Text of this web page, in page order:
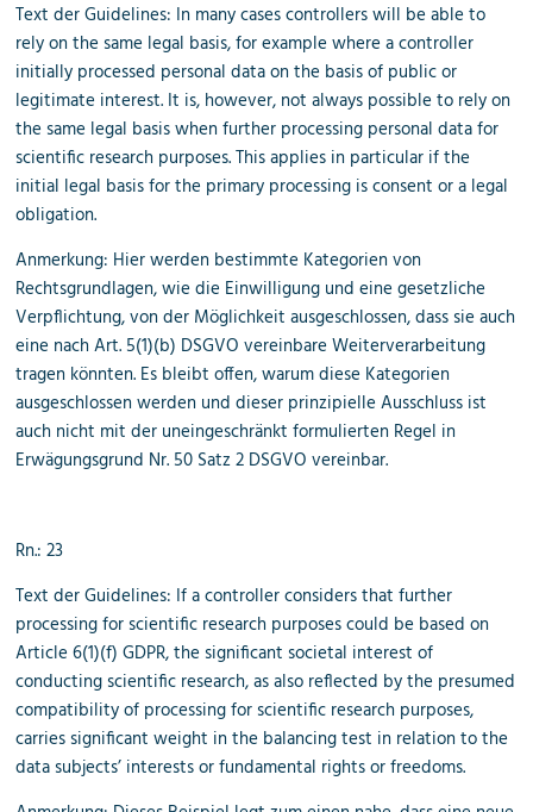
Text der Guidelines: In many cases controllers will be able to
rely on the same legal basis, for example where a controller
initially processed personal data on the basis of public or
legitimate interest. It is, however, not always possible to rely on
the same legal basis when further processing personal data for
scientific research purposes. This applies in particular if the
initial legal basis for the primary processing is consent or a legal
obligation.
Anmerkung: Hier werden bestimmte Kategorien von
Rechtsgrundlagen, wie die Einwilligung und eine gesetzliche
Verpflichtung, von der Möglichkeit ausgeschlossen, dass sie auch
eine nach Art. 5(1)(b) DSGVO vereinbare Weiterverarbeitung
tragen könnten. Es bleibt offen, warum diese Kategorien
ausgeschlossen werden und dieser prinzipielle Ausschluss ist
auch nicht mit der uneingeschränkt formulierten Regel in
Erwägungsgrund Nr. 50 Satz 2 DSGVO vereinbar.
Rn.: 23
Text der Guidelines: If a controller considers that further
processing for scientific research purposes could be based on
Article 6(1)(f) GDPR, the significant societal interest of
conducting scientific research, as also reflected by the presumed
compatibility of processing for scientific research purposes,
carries significant weight in the balancing test in relation to the
data subjects’ interests or fundamental rights or freedoms.